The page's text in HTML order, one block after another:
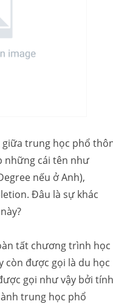
trung học phổ
những cái tên như
nếu ở Anh),
Đâu là sự khác
tất chương trình học
còn được gọi là du học
gọi như vậy bởi tính
trung học phổ